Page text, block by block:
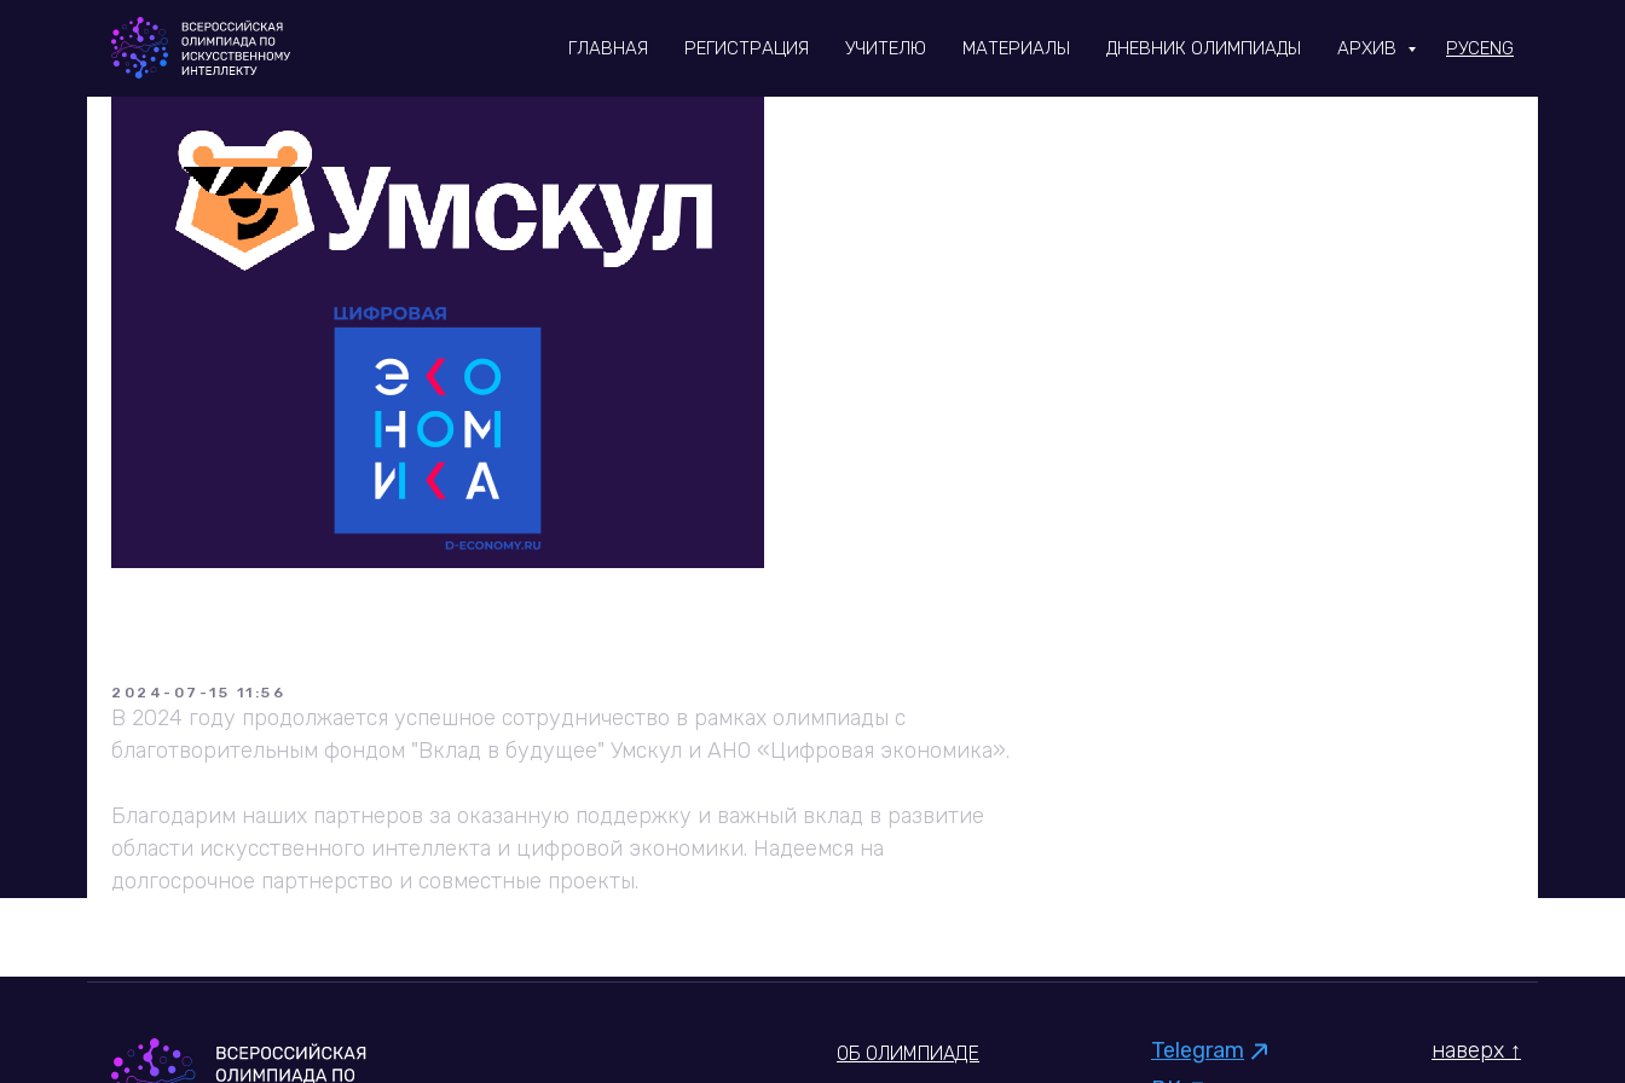
ГЛАВНАЯ РЕГИСТРАЦИЯ УЧИТЕЛЮ МАТЕРИАЛЫ ДНЕВНИК ОЛИМПИАДЫ АРХИВ РУСENG
2024-07-15 11:56
В 2024 году продолжается успешное сотрудничество в рамках олимпиады с
благотворительным фондом "Вклад в будущее" Умскул и АНО «Цифровая экономика».
Благодарим наших партнеров за оказанную поддержку и важный вклад в развитие
области искусственного интеллекта и цифровой экономики. Надеемся на
долгосрочное партнерство и совместные проекты.
наверх ↑
Telegram
ОБ ОЛИМПИАДЕ